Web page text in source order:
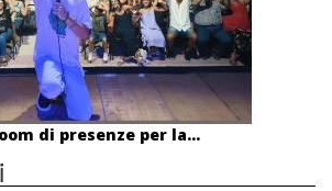
di presenze per la...